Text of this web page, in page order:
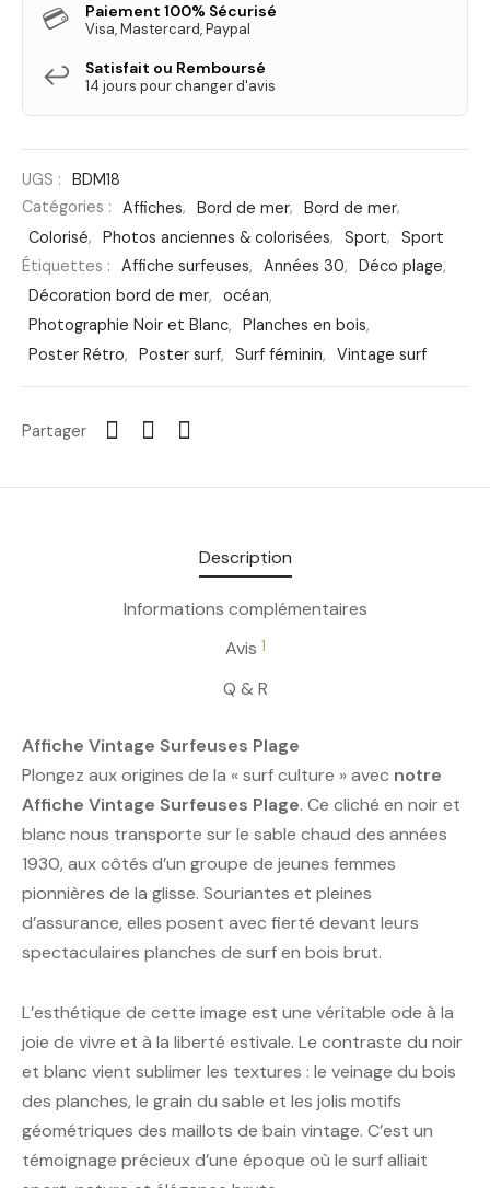
💳 Paiement 100% Sécurisé
Visa, Mastercard, Paypal
↩️ Satisfait ou Remboursé
14 jours pour changer d'avis
UGS :
BDM18
Catégories :
Affiches, Bord de mer, Bord de mer,
Colorisé, Photos anciennes & colorisées, Sport,
Sport
Étiquettes :
Affiche surfeuses, Années 30, Déco plage,
Décoration bord de mer, océan,
Photographie Noir et Blanc, Planches en bois,
Poster Rétro, Poster surf, Surf féminin, Vintage surf
Partager
Description
Informations complémentaires
Avis 1
Q & R
Affiche Vintage Surfeuses Plage
Plongez aux origines de la « surf culture » avec notre
Affiche Vintage Surfeuses Plage. Ce cliché en noir et
blanc nous transporte sur le sable chaud des années
1930, aux côtés d’un groupe de jeunes femmes
pionnières de la glisse. Souriantes et pleines
d’assurance, elles posent avec fierté devant leurs
spectaculaires planches de surf en bois brut.
L’esthétique de cette image est une véritable ode à la
joie de vivre et à la liberté estivale. Le contraste du noir
et blanc vient sublimer les textures : le veinage du bois
des planches, le grain du sable et les jolis motifs
géométriques des maillots de bain vintage. C’est un
témoignage précieux d’une époque où le surf alliait